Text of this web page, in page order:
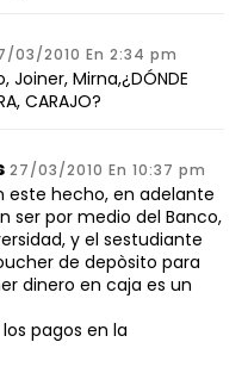
03/2010 En 2:34 pm
Joiner, Mirna,¿DÓNDE
CARAJO?
27/03/2010 En 10:37 pm
este hecho, en adelante
ser por medio del Banco,
y el sestudiante
de depòsito para
dinero en caja es un
pagos en la